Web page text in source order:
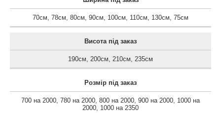
70см, 78см, 80см, 90см, 100см, 110см, 130см, 75см
Висота під заказ
190см, 200см, 210см, 235см
Розмір під заказ
700 на 2000, 780 на 2000, 800 на 2000, 900 на 2000, 1000 на
2000, 1000 на 2350